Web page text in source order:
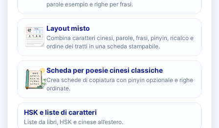
parole esempio e righe per frasi.
Layout misto
Combina caratteri cinesi, parole, frasi, pinyin, ricalco e
ordine dei tratti in una scheda stampabile.
Scheda per poesie cinesi classiche
Crea schede di copiatura con pinyin opzionale e righe
ordinate.
HSK e liste di caratteri
Liste da libri, HSK e cinese all’estero.